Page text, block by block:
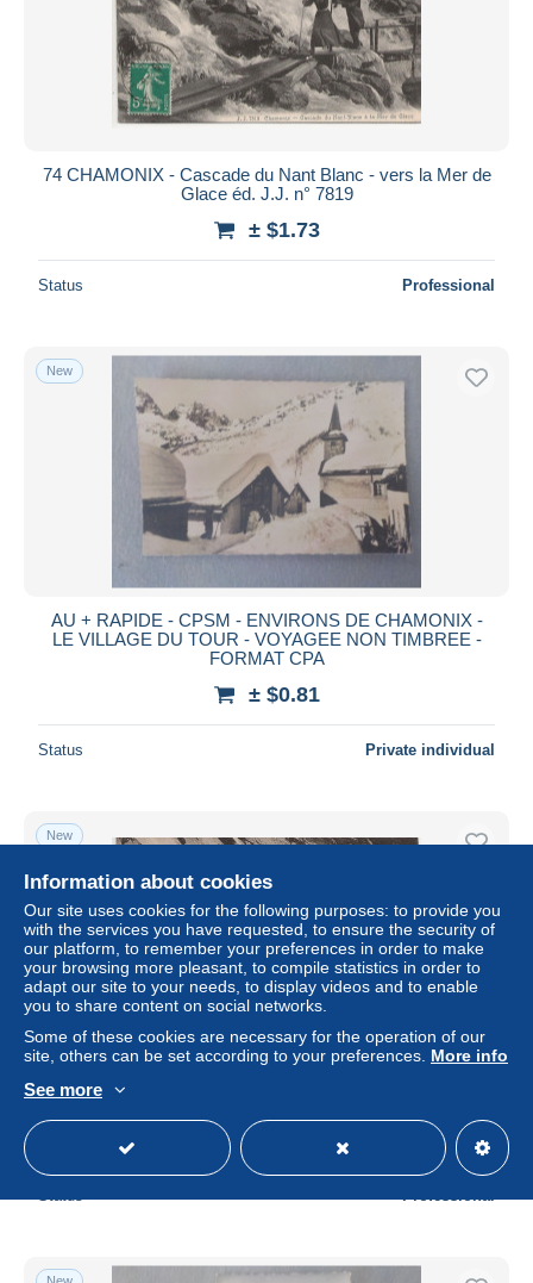
74 CHAMONIX - Cascade du Nant Blanc - vers la Mer de
Glace éd. J.J. n° 7819
± $1.73
Status Professional
New
AU + RAPIDE - CPSM - ENVIRONS DE CHAMONIX -
LE VILLAGE DU TOUR - VOYAGEE NON TIMBREE -
FORMAT CPA
± $0.81
Status Private individual
New
74 - CHAMONIX - Passage de la cascade du Nant Blanc -
Information about cookies
Our site uses cookies for the following purposes: to provide you
with the services you have requested, to ensure the security of
our platform, to remember your preferences in order to make
your browsing more pleasant, to compile statistics in order to
adapt our site to your needs, to display videos and to enable
you to share content on social networks.
Some of these cookies are necessary for the operation of our
site, others can be set according to your preferences. More info
See more